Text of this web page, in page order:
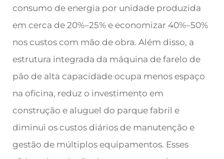
consumo de energia por unidade produzida
em cerca de 20%–25% e economizar 40%–50%
nos custos com mão de obra. Além disso, a
estrutura integrada da máquina de farelo de
pão de alta capacidade ocupa menos espaço
na oficina, reduz o investimento em
construção e aluguel do parque fabril e
diminui os custos diários de manutenção e
gestão de múltiplos equipamentos. Esses